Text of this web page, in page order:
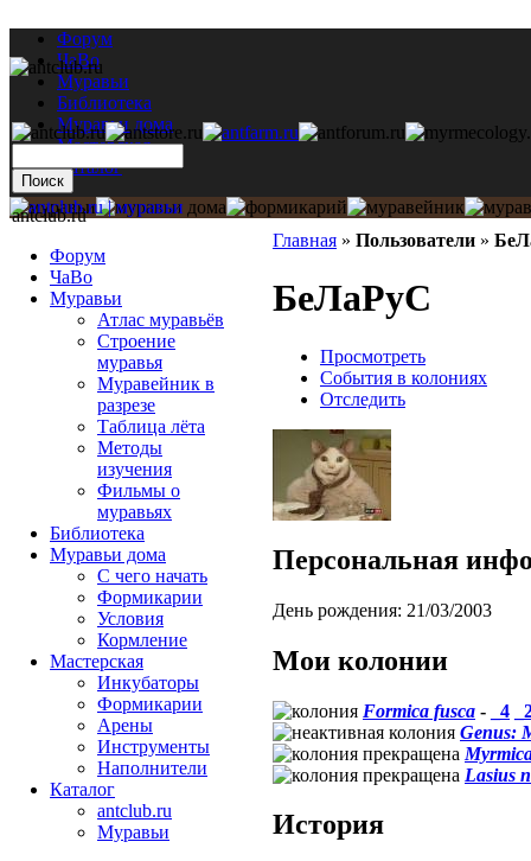
Форум
ЧаВо
Муравьи
Библиотека
Муравьи дома
Мастерская
Каталог
Главная » Пользователи »
БеЛаРуС
Просмотреть
События в колониях
Отследить
Персональная
День рождения: 21/03/2003
Мои колонии
Formica fusca - _4
Genus:
Lasius
История
antclub.ru
Форум
ЧаВо
Муравьи
Атлас муравьёв
Строение
муравья
Муравейник в
разрезе
Таблица лёта
Методы
изучения
Фильмы о
муравьях
Библиотека
Муравьи дома
С чего начать
Формикарии
Условия
Кормление
Мастерская
Инкубаторы
Формикарии
Арены
Инструменты
Наполнители
Каталог
antclub.ru
Муравьи